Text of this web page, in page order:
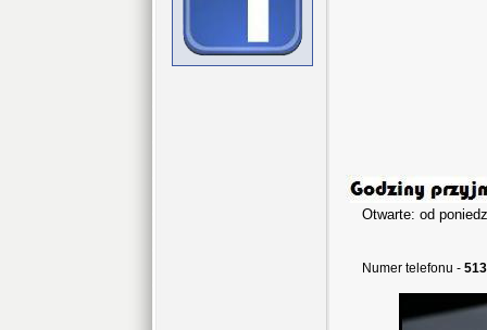
Otwarte: od
Numer telefonu -